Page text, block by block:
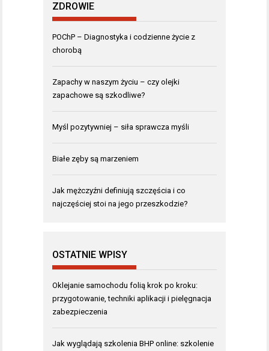
ZDROWIE
POChP – Diagnostyka i codzienne życie z
chorobą
Zapachy w naszym życiu – czy olejki
zapachowe są szkodliwe?
Myśl pozytywniej – siła sprawcza myśli
Białe zęby są marzeniem
Jak mężczyźni definiują szczęścia i co
najczęściej stoi na jego przeszkodzie?
OSTATNIE WPISY
Oklejanie samochodu folią krok po kroku:
przygotowanie, techniki aplikacji i pielęgnacja
zabezpieczenia
Jak wyglądają szkolenia BHP online: szkolenie